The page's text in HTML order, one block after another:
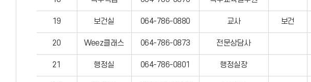
19 보건실 064-786-0880 교사 보건
20 Weez클래스 064-786-0873 전문상담사
21 행정실 064-786-0801 행정실장